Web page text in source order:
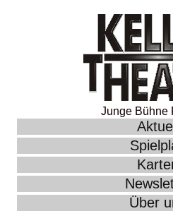
Junge Bühne
Aktuell
Über